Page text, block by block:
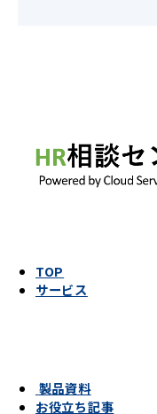
TOP
サービス
製品資料
お役立ち記事